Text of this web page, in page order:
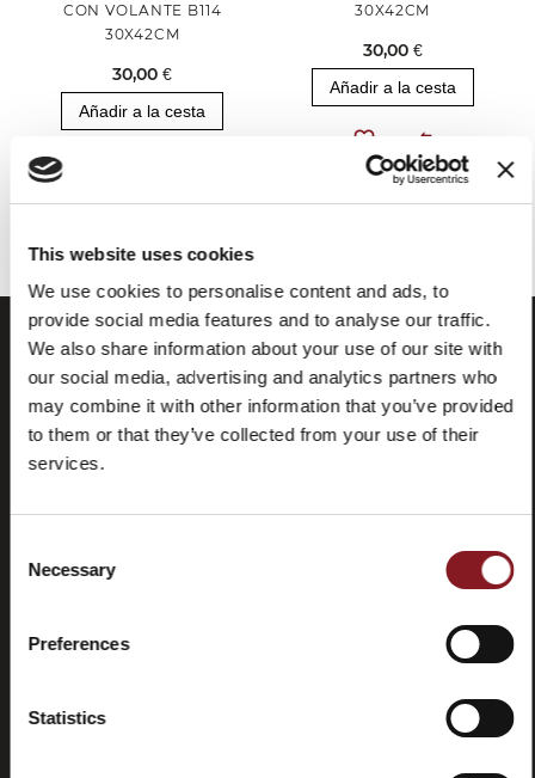
This website uses cookies
We use cookies to personalise content and ads, to
provide social media features and to analyse our traffic.
We also share information about your use of our site with
our social media, advertising and analytics partners who
may combine it with other information that you’ve provided
to them or that they’ve collected from your use of their
services.
Selection
Necessary
Preferences
Statistics
CON VOLANTE B114
30X42CM
30,00 €
Añadir a la cesta
30X42CM
30,00 €
Añadir a la cesta
Has visto todos los productos de la categoría